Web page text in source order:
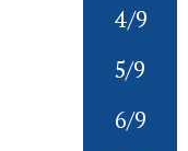
4/9
5/9
6/9